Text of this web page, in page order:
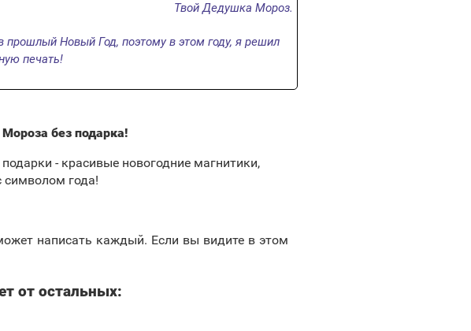
Твой Дедушка Мороз.
прошлый Новый Год, поэтому в этом году, я решил
печать!
без подарка!
- красивые новогодние магнитики,
символом года!
написать каждый. Если вы видите в этом
от остальных: